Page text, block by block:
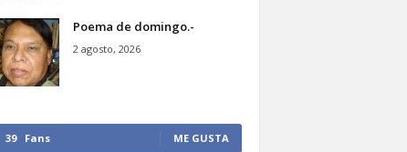
Poema de domingo.-
2 agosto, 2026
39 Fans ME GUSTA